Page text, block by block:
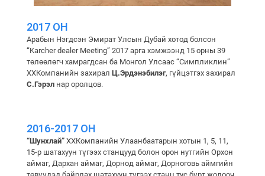
2017 ОН
Арабын Нэгдсэн Эмират Улсын Дубай хотод болсон
“Karcher dealer Meeting” 2017 арга хэмжээнд 15 орны 39
төлөөлөгч хамрагдсан ба Монгол Улсаас “Симпликлин”
ХХКомпанийн захирал Ц.Эрдэнэбилэг, гүйцэтгэх захирал
С.Гэрэлнар оролцов.
2016-2017 ОН
“Шунхлай”ХХКомпанийн Улаанбаатарын хотын 1, 5, 11,
15-р шатахуун түгээх станцууд болон орон нутгийн Орхон
аймаг, Дархан аймаг, Дорнод аймаг, Дорноговь аймгийн